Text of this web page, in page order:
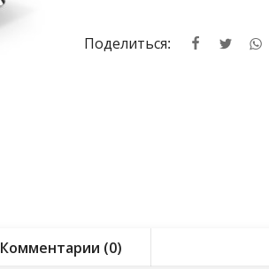
Поделиться:
Комментарии (0)